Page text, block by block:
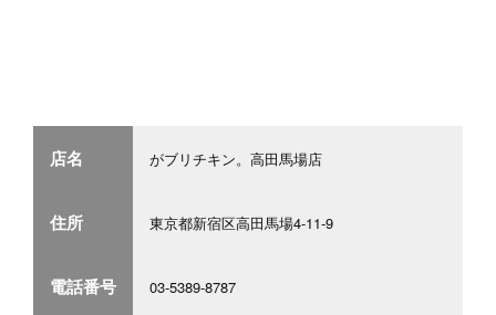
店名 がブリチキン。高田馬場店
住所 東京都新宿区高田馬場4-11-9
電話番号 03-5389-8787